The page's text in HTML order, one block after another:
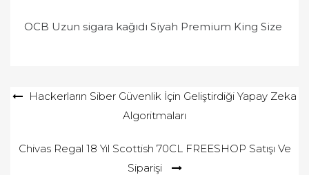
OCB Uzun sigara kağıdı Siyah Premium King Size
YazıHackerların Siber Güvenlik İçin Geliştirdiği Yapay Zeka
Algoritmaları
Chivas Regal 18 Yıl Scottish 70CL FREESHOP Satışı Ve
Siparişi